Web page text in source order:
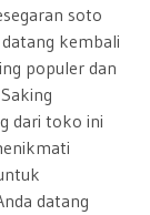
soto
kembali
populer dan
dari toko ini
datang